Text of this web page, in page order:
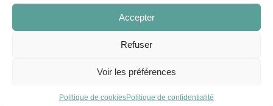
Accepter
Refuser
Voir les préférences
Politique de cookiesPolitique de confidentialité
intercommunalités. C’est un exemple du fait que je pense que sur
un certain nombre des éléments qui vont être discutés ce soir,
nous nous sommes précipités.
limitées de la loi littoral naissant de situations ubuesques, il y en a
nom de quelques exemples que nous connaissons, ne me semble